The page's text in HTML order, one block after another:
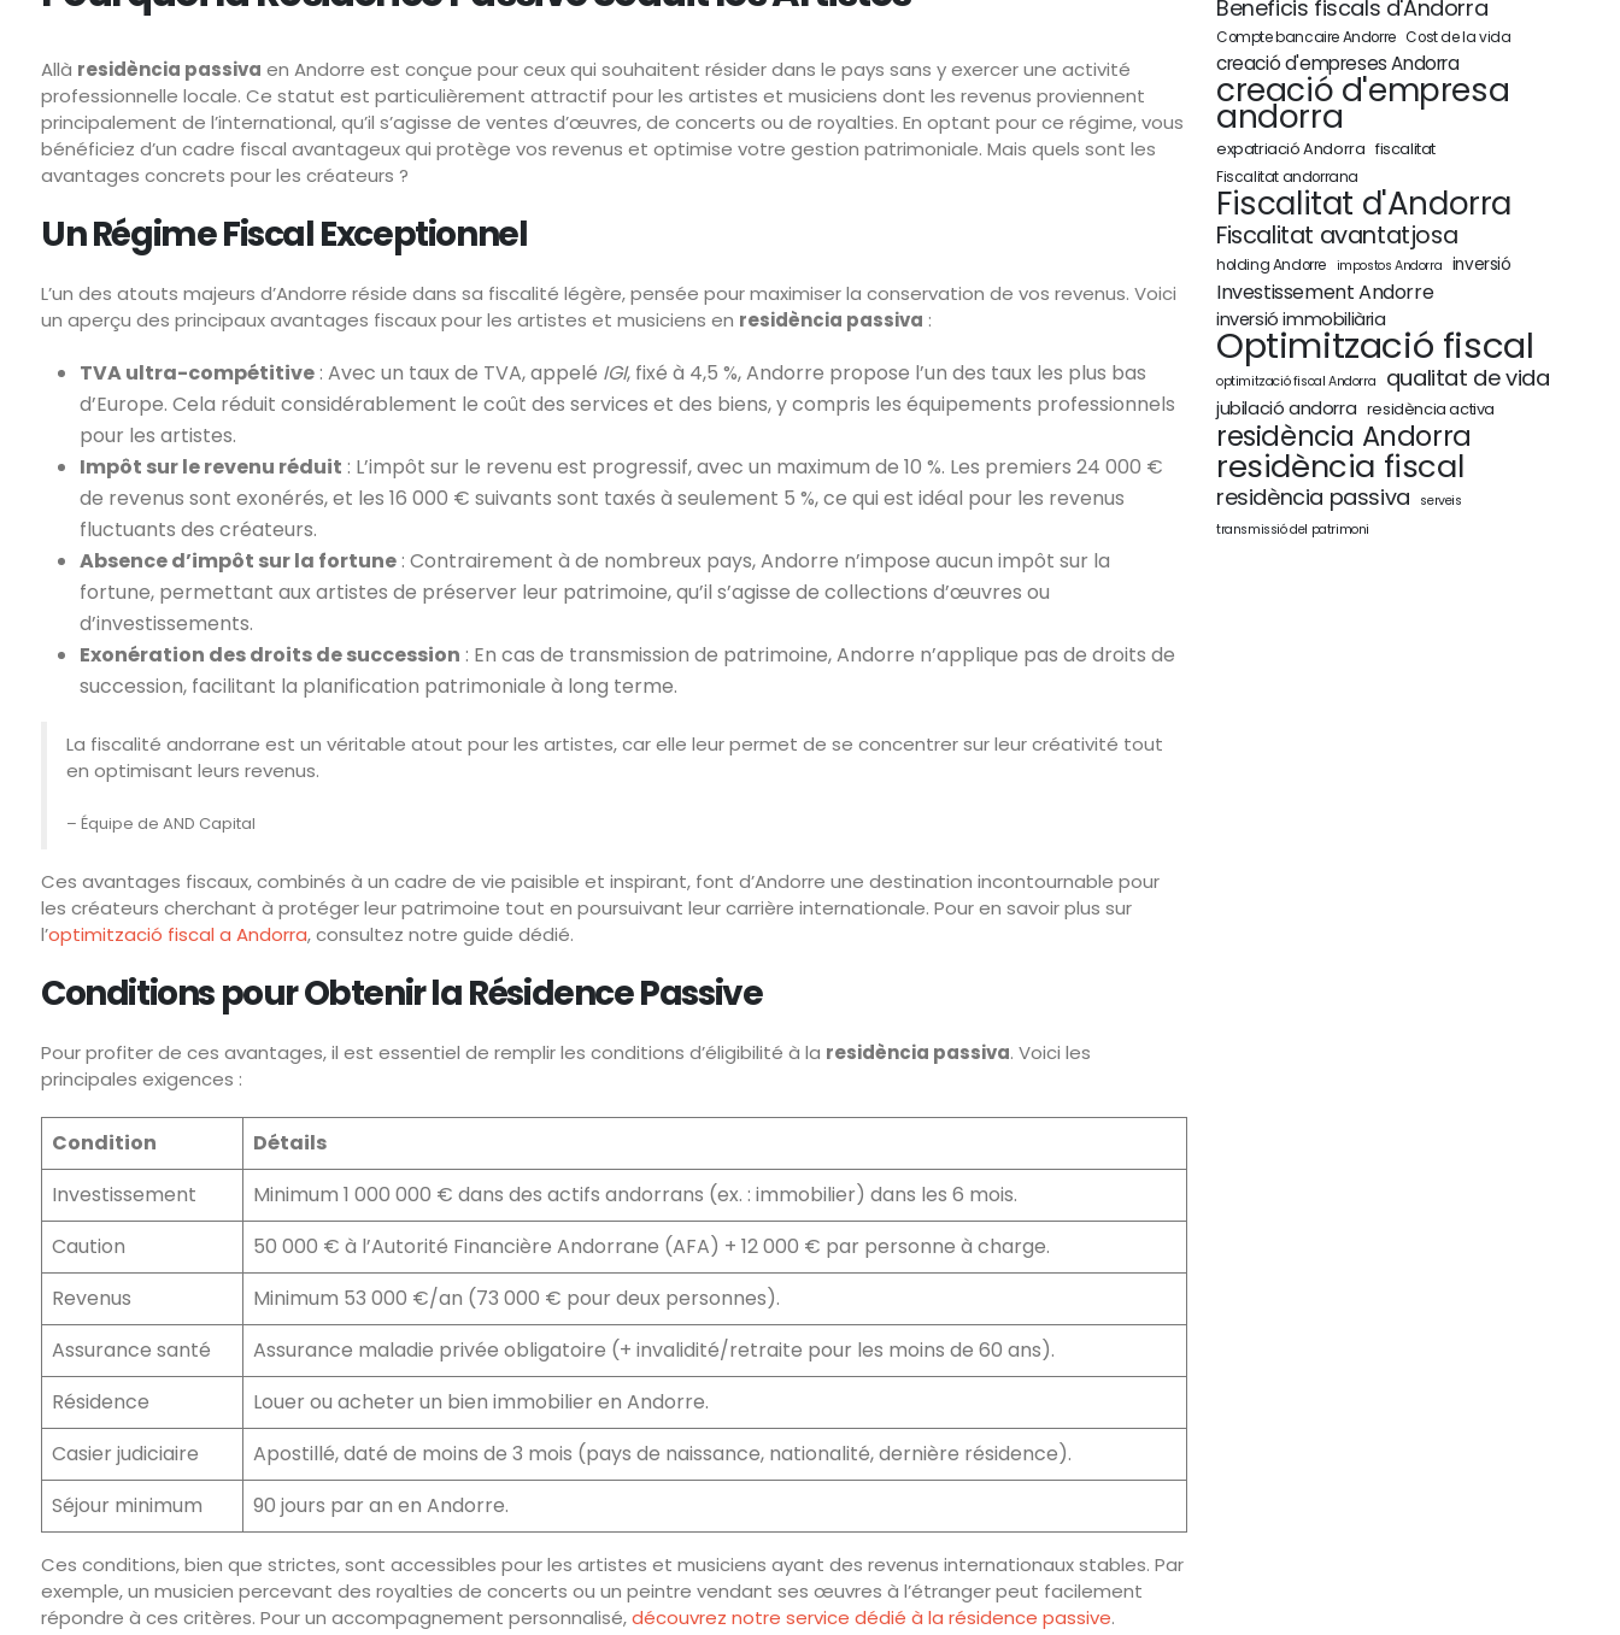
Allà residència passiva en Andorre est conçue pour ceux qui souhaitent résider dans le pays sans y exercer une activité
professionnelle locale. Ce statut est particulièrement attractif pour les artistes et musiciens dont les revenus proviennent
principalement de l’international, qu’il s’agisse de ventes d’œuvres, de concerts ou de royalties. En optant pour ce régime, vous
bénéficiez d’un cadre fiscal avantageux qui protège vos revenus et optimise votre gestion patrimoniale. Mais quels sont les
avantages concrets pour les créateurs ?
Un Régime Fiscal Exceptionnel
L’un des atouts majeurs d’Andorre réside dans sa fiscalité légère, pensée pour maximiser la conservation de vos revenus. Voici
un aperçu des principaux avantages fiscaux pour les artistes et musiciens en residència passiva :
TVA ultra-compétitive : Avec un taux de TVA, appelé IGI, fixé à 4,5 %, Andorre propose l’un des taux les plus bas
d’Europe. Cela réduit considérablement le coût des services et des biens, y compris les équipements professionnels
pour les artistes.
Impôt sur le revenu réduit : L’impôt sur le revenu est progressif, avec un maximum de 10 %. Les premiers 24 000 €
de revenus sont exonérés, et les 16 000 € suivants sont taxés à seulement 5 %, ce qui est idéal pour les revenus
fluctuants des créateurs.
Absence d’impôt sur la fortune : Contrairement à de nombreux pays, Andorre n’impose aucun impôt sur la
fortune, permettant aux artistes de préserver leur patrimoine, qu’il s’agisse de collections d’œuvres ou
d’investissements.
Exonération des droits de succession : En cas de transmission de patrimoine, Andorre n’applique pas de droits de
succession, facilitant la planification patrimoniale à long terme.
La fiscalité andorrane est un véritable atout pour les artistes, car elle leur permet de se concentrer sur leur créativité tout
en optimisant leurs revenus.
– Équipe de AND Capital
Ces avantages fiscaux, combinés à un cadre de vie paisible et inspirant, font d’Andorre une destination incontournable pour
les créateurs cherchant à protéger leur patrimoine tout en poursuivant leur carrière internationale. Pour en savoir plus sur
l’optimització fiscal a Andorra, consultez notre guide dédié.
Conditions pour Obtenir la Résidence Passive
Pour profiter de ces avantages, il est essentiel de remplir les conditions d’éligibilité à la residència passiva. Voici les
principales exigences :
Condition
Détails
Investissement
Minimum 1 000 000 € dans des actifs andorrans (ex. : immobilier) dans les 6 mois.
Caution
50 000 € à l’Autorité Financière Andorrane (AFA) + 12 000 € par personne à charge.
Revenus
Minimum 53 000 €/an (73 000 € pour deux personnes).
Assurance santé
Assurance maladie privée obligatoire (+ invalidité/retraite pour les moins de 60 ans).
Résidence
Louer ou acheter un bien immobilier en Andorre.
Casier judiciaire
Apostillé, daté de moins de 3 mois (pays de naissance, nationalité, dernière résidence).
Séjour minimum
90 jours par an en Andorre.
Ces conditions, bien que strictes, sont accessibles pour les artistes et musiciens ayant des revenus internationaux stables. Par
exemple, un musicien percevant des royalties de concerts ou un peintre vendant ses œuvres à l’étranger peut facilement
répondre à ces critères. Pour un accompagnement personnalisé,découvrez notre service dédié à la résidence passive.
Beneficis fiscals d'Andorra
Compte bancaire Andorre Cost de la vida
creació d'empreses Andorra
creació d'empresa
andorra
expatriació Andorra fiscalitat
Fiscalitat andorrana
Fiscalitat d'Andorra
Fiscalitat avantatjosa
holding Andorre impostos Andorra inversió
Investissement Andorre
inversió immobiliària
Optimització fiscal
optimització fiscal Andorra qualitat de vida
jubilació andorra residència activa
residència Andorra
residència fiscal
residència passiva
serveis
transmissió del patrimoni